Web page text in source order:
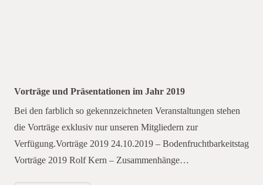
Vorträge und Präsentationen im Jahr 2019
Bei den farblich so gekennzeichneten Veranstaltungen stehen
die Vorträge exklusiv nur unseren Mitgliedern zur
Verfügung.Vorträge 2019 24.10.2019 – Bodenfruchtbarkeitstag
Vorträge 2019 Rolf Kern – Zusammenhänge…